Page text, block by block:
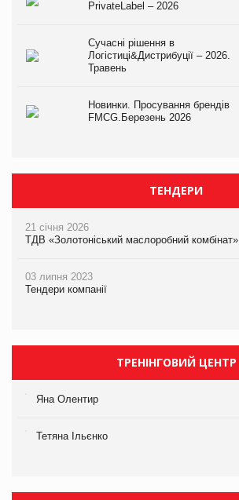
PrivateLabel – 2026
Сучасні рішення в
Логістиці&Дистрибуції – 2026.
Травень
Новинки. Просування брендів
FMCG.Березень 2026
ТЕНДЕРИ
21 січня 2026
ТДВ «Золотоніський маслоробний комбінат»
03 липня 2023
Тендери компанії
ТРЕНІНГОВИЙ ЦЕНТР
Яна Олентир
Тетяна Ільєнко